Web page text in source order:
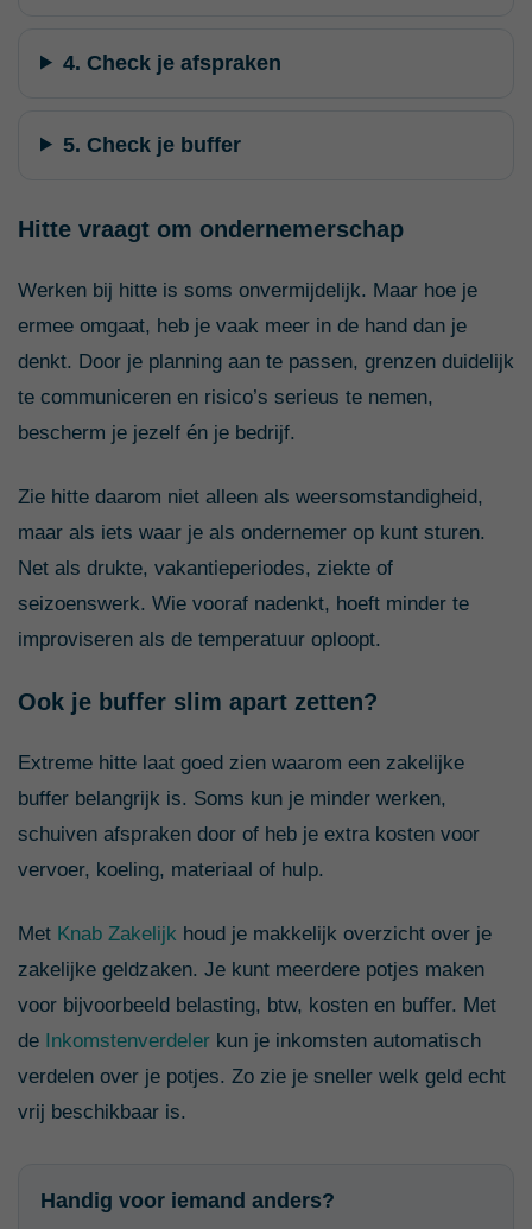
4. Check je afspraken
5. Check je buffer
Hitte vraagt om ondernemerschap
Werken bij hitte is soms onvermijdelijk. Maar hoe je
ermee omgaat, heb je vaak meer in de hand dan je
denkt. Door je planning aan te passen, grenzen duidelijk
te communiceren en risico’s serieus te nemen,
bescherm je jezelf én je bedrijf.
Zie hitte daarom niet alleen als weersomstandigheid,
maar als iets waar je als ondernemer op kunt sturen.
Net als drukte, vakantieperiodes, ziekte of
seizoenswerk. Wie vooraf nadenkt, hoeft minder te
improviseren als de temperatuur oploopt.
Ook je buffer slim apart zetten?
Extreme hitte laat goed zien waarom een zakelijke
buffer belangrijk is. Soms kun je minder werken,
schuiven afspraken door of heb je extra kosten voor
vervoer, koeling, materiaal of hulp.
Met Knab Zakelijk houd je makkelijk overzicht over je
zakelijke geldzaken. Je kunt meerdere potjes maken
voor bijvoorbeeld belasting, btw, kosten en buffer. Met
de Inkomstenverdeler kun je inkomsten automatisch
verdelen over je potjes. Zo zie je sneller welk geld echt
vrij beschikbaar is.
Handig voor iemand anders?